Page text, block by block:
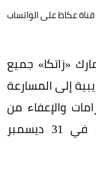
قناة عكاظ على الواتساب
«زاتكا» جميع
إلى المسارعة
والإعفاء من
العقوبات المالية»، التي تنتهي في 31 ديسمبر